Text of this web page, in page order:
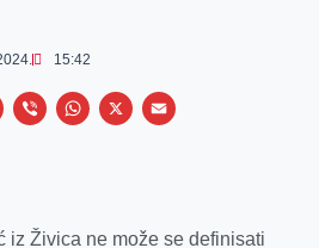
15:42
L
e
V
r
W
s
X
E
l
iz Živica ne može se definisati